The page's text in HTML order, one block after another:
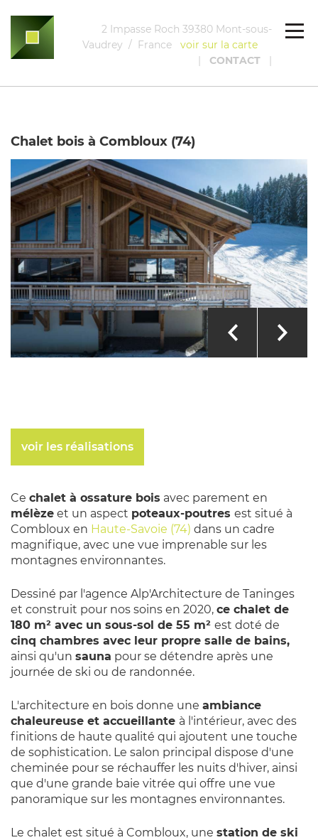
2 Impasse Roch 39380 Mont-sous-
Vaudrey / France voir sur la carte
| CONTACT|
Chalet bois à Combloux (74)
voir les réalisations
Ce chalet à ossature bois avec parement en
mélèze et un aspect poteaux-poutres est situé à
Combloux en Haute-Savoie (74) dans un cadre
magnifique, avec une vue imprenable sur les
montagnes environnantes.
Dessiné par l'agence Alp'Architecture de Taninges
et construit pour nos soins en 2020, ce chalet de
180 m² avec un sous-sol de 55 m² est doté de
cinq chambres avec leur propre salle de bains,
ainsi qu'un sauna pour se détendre après une
journée de ski ou de randonnée.
L'architecture en bois donne une ambiance
chaleureuse et accueillante à l'intérieur, avec des
finitions de haute qualité qui ajoutent une touche
de sophistication. Le salon principal dispose d'une
cheminée pour se réchauffer les nuits d'hiver, ainsi
que d'une grande baie vitrée qui offre une vue
panoramique sur les montagnes environnantes.
Le chalet est situé à Combloux, une station de ski